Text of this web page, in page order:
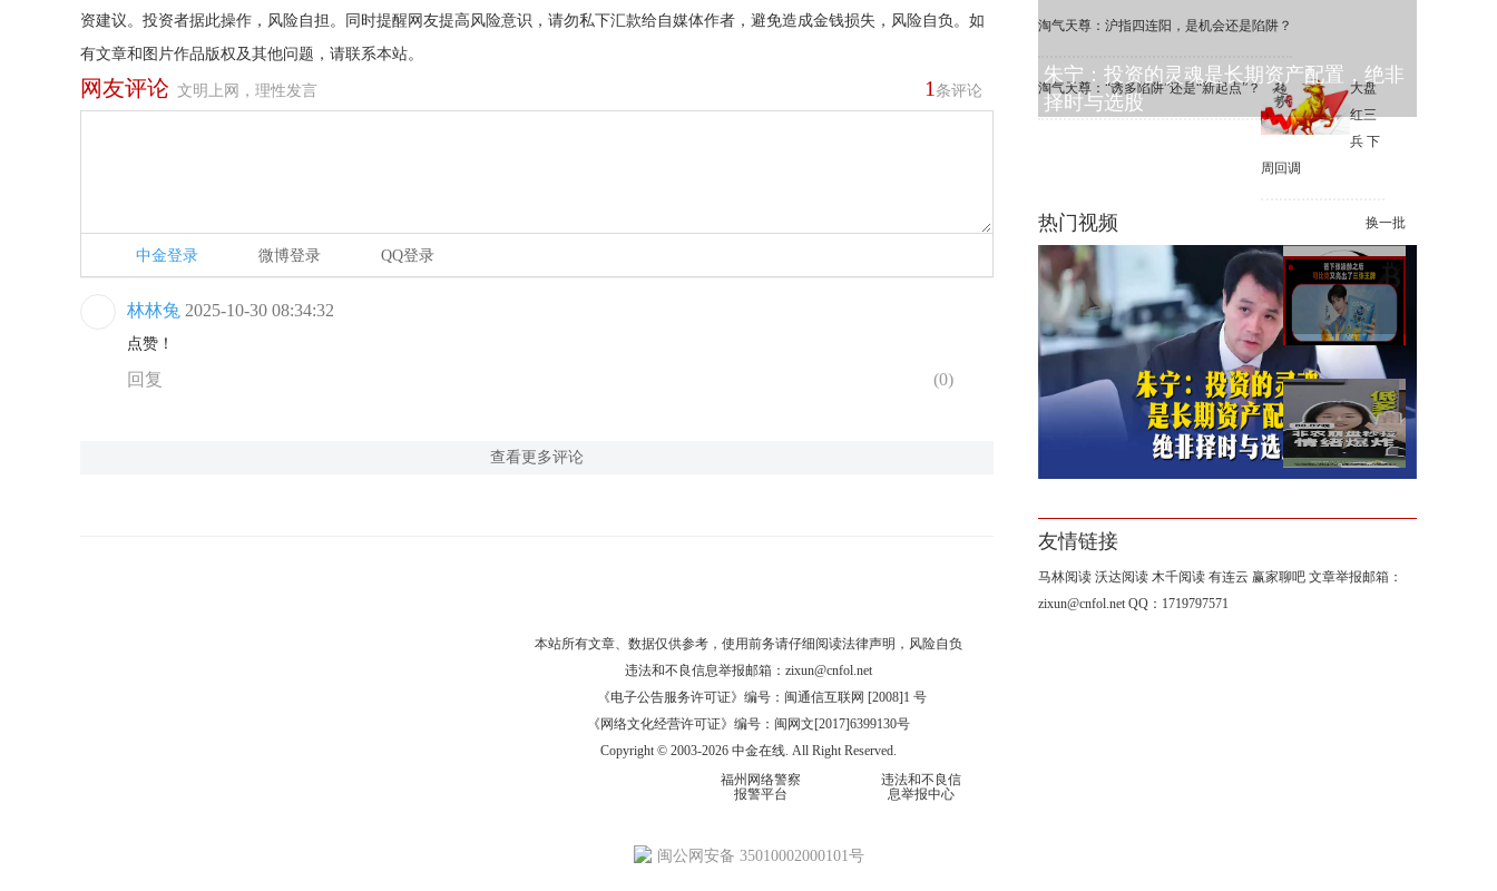
资建议。投资者据此操作，风险自担。同时提醒网友提高风险意识，请勿私下汇款给自媒体作者，避免造成金钱损失，风险自负。如
有文章和图片作品版权及其他问题，请联系本站。
1 条评论
网友评论 文明上网，理性发言
中金登录 微博登录 QQ登录
林林兔 2025-10-30 08:34:32
点赞！
回复 (0)
查看更多评论
淘气天尊：沪指四连阳，是机会还是陷阱？
淘气天尊：“诱多陷阱”还是“新起点”？
大盘
红三
兵 下
周回调
热门视频 换一批
朱宁：投资的灵魂是长期资产配置，绝非
择时与选股
下周A股市场展望(8月8日)
签下张凌赫之后 可比克又亮出
【南篱】非农崩盘黄金爆炸
友情链接
马林阅读 沃达阅读 木千阅读 有连云 赢家聊吧 文章举报邮箱：
zixun@cnfol.net QQ：1719797571
本站所有文章、数据仅供参考，使用前务请仔细阅读法律声明 ，风险自负
违法和不良信息举报邮箱： zixun@cnfol.net
《电子公告服务许可证》编号：闽通信互联网 [2008]1 号
《网络文化经营许可证》编号：闽网文[2017]6399130号
Copyright © 2003-2026 中金在线. All Right Reserved.
福州网络警察
报警平台
违法和不良信
息举报中心
闽公网安备 35010002000101号